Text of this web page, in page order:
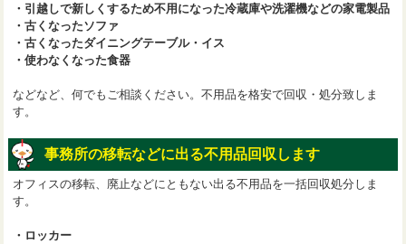
・引越しで新しくするため不用になった冷蔵庫や洗濯機などの家電製品
・古くなったソファ
・古くなったダイニングテーブル・イス
・使わなくなった食器
などなど、何でもご相談ください。不用品を格安で回収・処分致しま
す。
事務所の移転などに出る不用品回収します
オフィスの移転、廃止などにともない出る不用品を一括回収処分しま
す。
・ロッカー